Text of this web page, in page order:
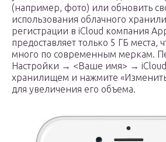
(например, фото) или обновить
использования облачного
регистрации в iCloud компания
предоставляет только 5 ГБ места,
много по современным меркам.
Настройки → <Ваше имя> →
хранилищем и нажмите
для увеличения его объема.